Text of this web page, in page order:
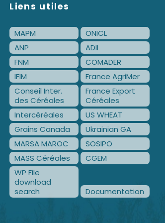
Liens utiles
MAPM
ONICL
ANP
ADII
FNM
COMADER
IFIM
France AgriMer
Conseil Inter.
des Céréales
France Export
Céréales
Intercéréales
US WHEAT
Grains Canada
Ukrainian GA
MARSA MAROC
SOSIPO
MASS Céréales
CGEM
WP File
download
search
Documentation